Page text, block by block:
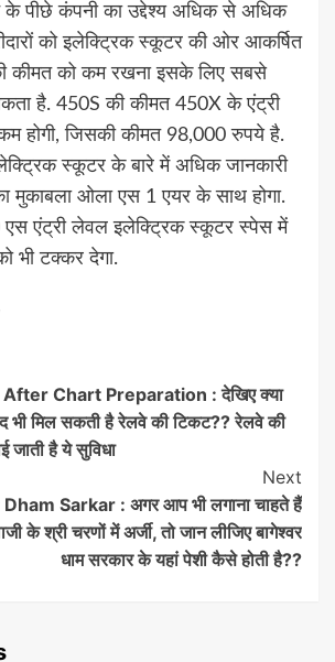
पीछे कंपनी का उद्देश्य अधिक से अधिक
को इलेक्ट्रिक स्कूटर की ओर आकर्षित
कीमत को कम रखना इसके लिए सबसे
है. 450S की कीमत 450X के एंट्री
होगी, जिसकी कीमत 98,000 रुपये है.
स्कूटर के बारे में अधिक जानकारी
मुकाबला ओला एस 1 एयर के साथ होगा.
एस एंट्री लेवल इलेक्ट्रिक स्कूटर स्पेस में
भी टक्कर देगा.
Chart Preparation : देखिए क्या
भी मिल सकती है रेलवे की टिकट?? रेलवे की
है ये सुविधा
Next
Sarkar : अगर आप भी लगाना चाहते हैं
के श्री चरणों में अर्जी, तो जान लीजिए बागेश्वर
धाम सरकार के यहां पेशी कैसे होती है??